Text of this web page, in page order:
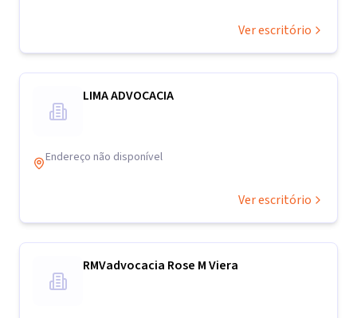
Ver escritório
LIMA ADVOCACIA
Endereço não disponível
Ver escritório
RMVadvocacia Rose M Viera